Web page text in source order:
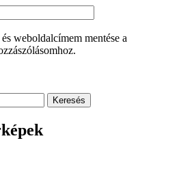
weboldalcímem mentése a